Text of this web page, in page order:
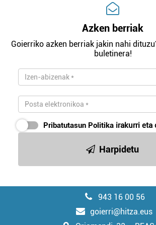
Azken berriak
Goierriko azken berriak jakin nahi
buletinera!
Pribatutasun Politika irakurri eta
Harpidetu
943 16 00 56
goierri@hitza.eus